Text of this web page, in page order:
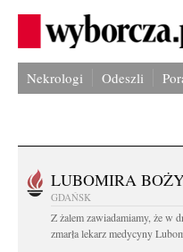
Nekrologi Odeszli
LUBOMIRA
GDAŃSK
Z żalem zawiadamiamy, że w
zmarła lekarz medycyny